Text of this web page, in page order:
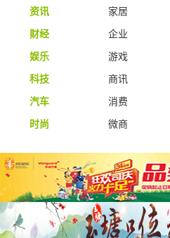
资讯 家居
财经
企业
娱乐
游戏
科技
商讯
汽车
消费
时尚
微商